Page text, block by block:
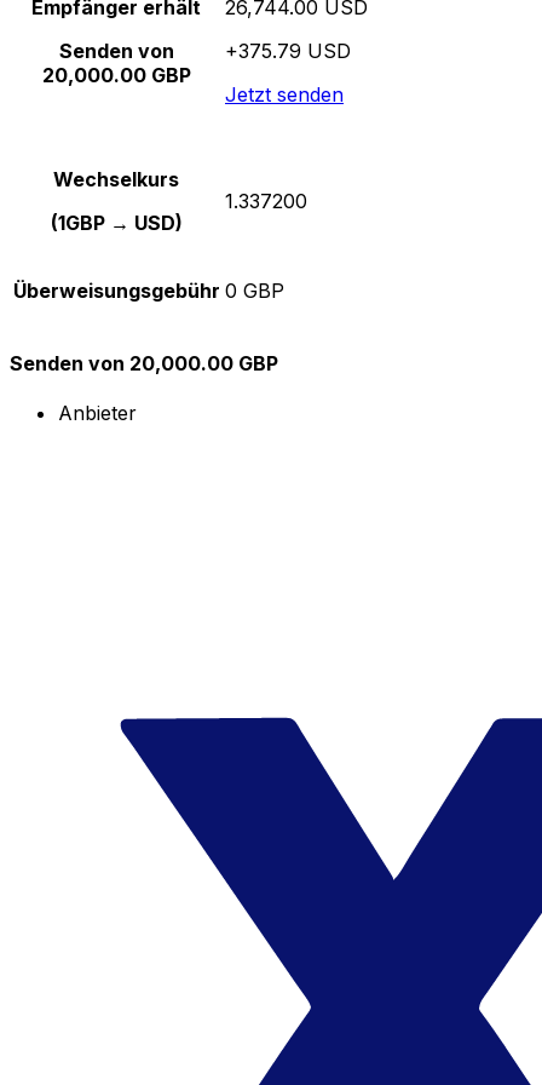
Empfänger erhält
Senden von
20,000.00 GBP
26,744.00 USD
+375.79 USD
Jetzt senden
Wechselkurs
(1GBP → USD)
1.337200
Überweisungsgebühr 0 GBP
Senden von 20,000.00 GBP
Anbieter